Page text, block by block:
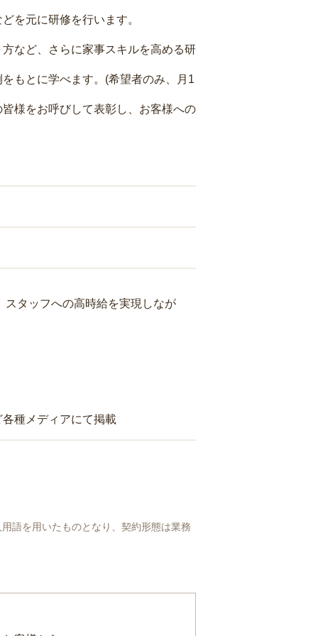
を元に研修を行います。
など、さらに家事スキルを高める研
もとに学べます。(希望者のみ、月1
様をお呼びして表彰し、お客様への
タッフへの高時給を実現しなが
種メディアにて掲載
語を用いたものとなり、契約形態は業務